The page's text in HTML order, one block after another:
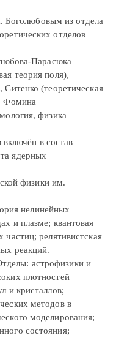
Боголюбовым из отдела
отделов
Парасюка
теория поля),
Ситенко (теоретическая
Фомина
физика
в состав
ядерных
физики им.
нелинейных
и плазме; квантовая
частиц; релятивистская
реакций.
астрофизики и
плотностей
и кристаллов;
методов в
моделирования;
состояния;